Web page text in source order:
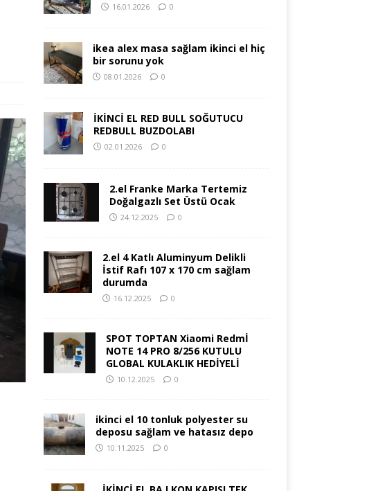
16.01.2026 0
ikea alex masa sağlam ikinci el hiç
bir sorunu yok
08.01.2026 0
İKİNCİ EL RED BULL SOĞUTUCU
REDBULL BUZDOLABI
02.01.2026 0
2.el Franke Marka Tertemiz
Doğalgazlı Set Üstü Ocak
24.12.2025 0
2.el 4 Katlı Aluminyum Delikli
İstif Rafı 107 x 170 cm sağlam
durumda
16.12.2025 0
SPOT TOPTAN Xiaomi Redmİ
NOTE 14 PRO 8/256 KUTULU
GLOBAL KULAKLIK HEDİYELİ
10.12.2025 0
ikinci el 10 tonluk polyester su
deposu sağlam ve hatasız depo
10.11.2025 0